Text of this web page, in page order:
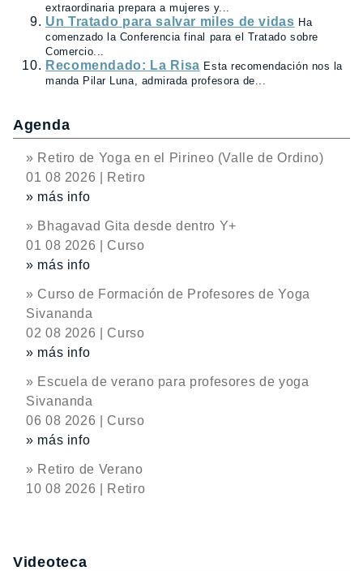
extraordinaria prepara a mujeres y...
Un Tratado para salvar miles de vidas Ha
comenzado la Conferencia final para el Tratado sobre
Comercio...
Recomendado: La Risa Esta recomendación nos la
manda Pilar Luna, admirada profesora de...
Agenda
» Retiro de Yoga en el Pirineo (Valle de Ordino)
01 08 2026 | Retiro
» más info
» Bhagavad Gita desde dentro Y+
01 08 2026 | Curso
» más info
» Curso de Formación de Profesores de Yoga
Sivananda
02 08 2026 | Curso
» más info
» Escuela de verano para profesores de yoga
Sivananda
06 08 2026 | Curso
» más info
» Retiro de Verano
10 08 2026 | Retiro
Videoteca